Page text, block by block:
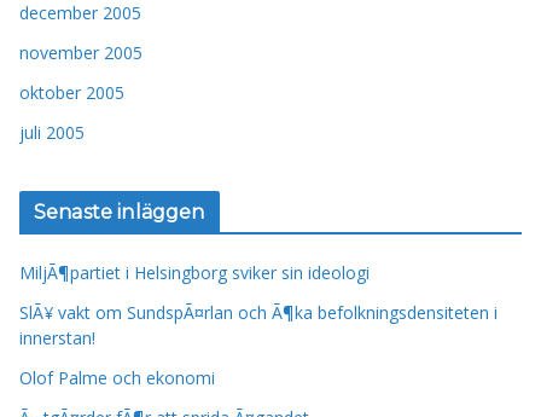
december 2005
november 2005
oktober 2005
juli 2005
Senaste inläggen
MiljÃ¶partiet i Helsingborg sviker sin ideologi
SlÃ¥ vakt om SundspÃ¤rlan och Ã¶ka befolkningsdensiteten i
innerstan!
Olof Palme och ekonomi